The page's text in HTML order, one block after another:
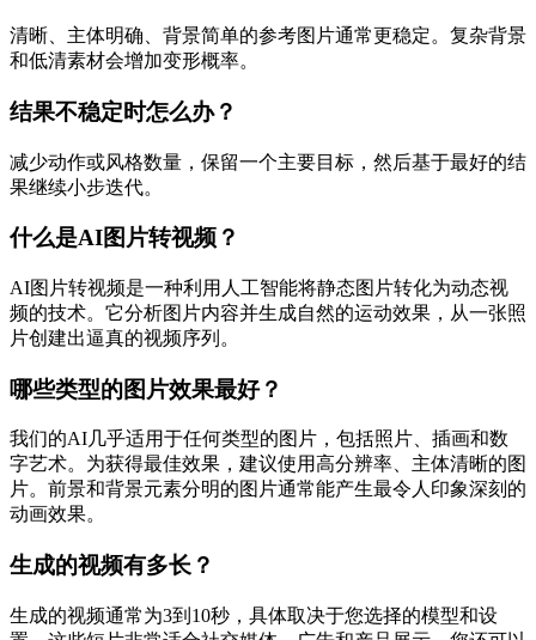
清晰、主体明确、背景简单的参考图片通常更稳定。复杂背景
和低清素材会增加变形概率。
结果不稳定时怎么办？
减少动作或风格数量，保留一个主要目标，然后基于最好的结
果继续小步迭代。
什么是AI图片转视频？
AI图片转视频是一种利用人工智能将静态图片转化为动态视
频的技术。它分析图片内容并生成自然的运动效果，从一张照
片创建出逼真的视频序列。
哪些类型的图片效果最好？
我们的AI几乎适用于任何类型的图片，包括照片、插画和数
字艺术。为获得最佳效果，建议使用高分辨率、主体清晰的图
片。前景和背景元素分明的图片通常能产生最令人印象深刻的
动画效果。
生成的视频有多长？
生成的视频通常为3到10秒，具体取决于您选择的模型和设